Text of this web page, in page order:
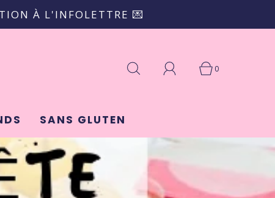
À L'INFOLETTRE 💌
0
SANS GLUTEN